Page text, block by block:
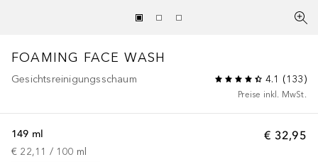
FOAMING FACE WASH
Gesichtsreinigungsschaum 4.1 (133)
Preise inkl. MwSt.
€ 32,95
149 ml
€ 22,11 / 100 ml